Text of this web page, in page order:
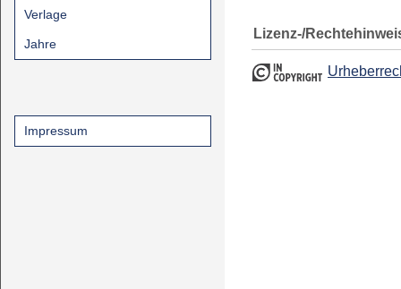
Verlage
Jahre
Impressum
Lizenz-/